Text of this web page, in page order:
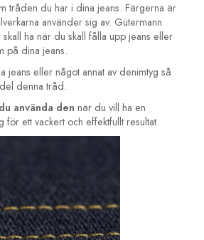
tråden du har i dina jeans. Färgerna är
använder sig av. Gütermann
ha när du skall fålla upp jeans eller
på dina jeans.
jeans eller något annat av denimtyg så
denna tråd.
använda den när du vill ha en
för ett vackert och effektfullt resultat.